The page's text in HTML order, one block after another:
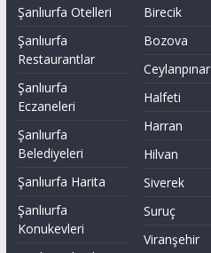
Şanlıurfa Otelleri
Şanlıurfa
Restaurantlar
Şanlıurfa
Eczaneleri
Şanlıurfa
Belediyeleri
Şanlıurfa Harita
Şanlıurfa
Konukevleri
Birecik
Bozova
Ceylanpınar
Halfeti
Harran
Hilvan
Siverek
Suruç
Viranşehir